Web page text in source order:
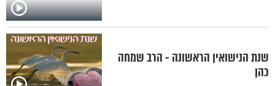
שנת הנישואין הראשונה - הרב שמחה
כהן